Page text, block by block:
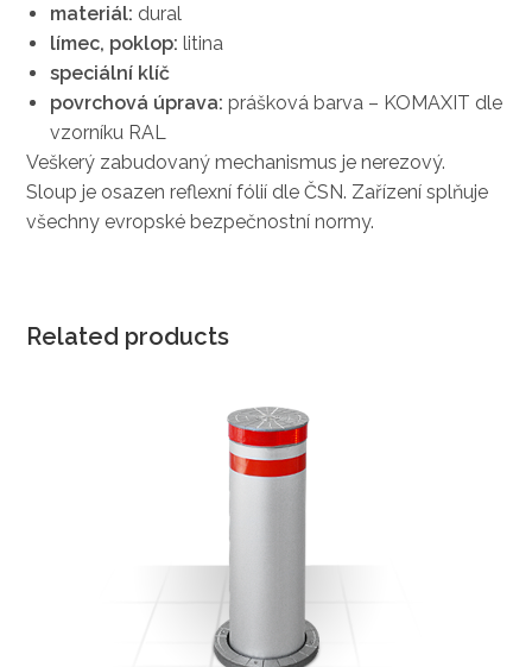
materiál: dural
límec, poklop: litina
speciální klíč
povrchová úprava: prášková barva – KOMAXIT dle
vzorníku RAL
Veškerý zabudovaný mechanismus je nerezový.
Sloup je osazen reflexní fólií dle ČSN. Zařízení splňuje
všechny evropské bezpečnostní normy.
Related products